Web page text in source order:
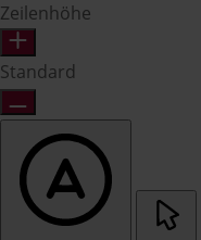
Zeilenhöhe
Standard